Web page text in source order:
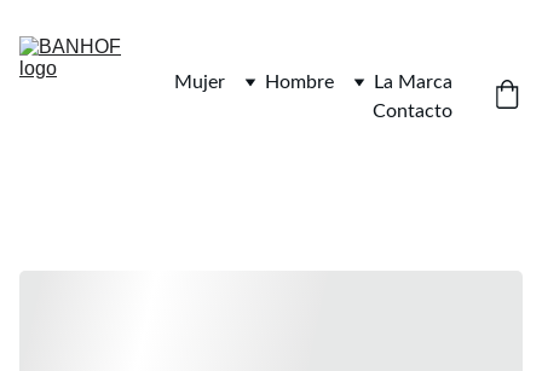
Mujer Hombre
La Marca
Contacto